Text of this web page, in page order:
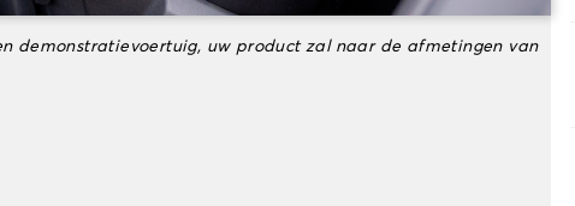
demonstratievoertuig, uw product zal naar de afmetingen van